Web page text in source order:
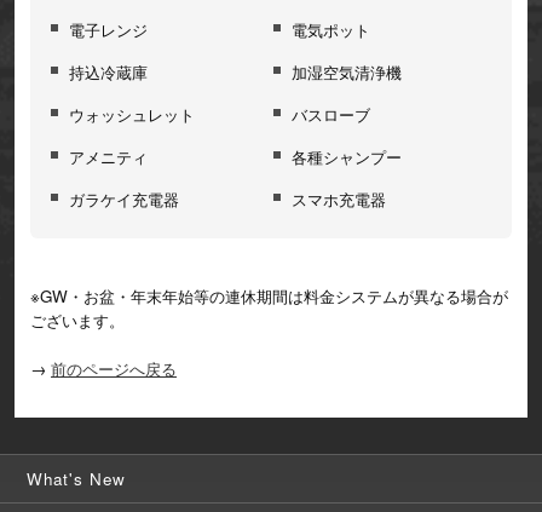
電子レンジ
電気ポット
持込冷蔵庫
加湿空気清浄機
ウォッシュレット
バスローブ
アメニティ
各種シャンプー
ガラケイ充電器
スマホ充電器
※GW・お盆・年末年始等の連休期間は料金システムが異なる場合が
ございます。
→ 前のページへ戻る
What's New